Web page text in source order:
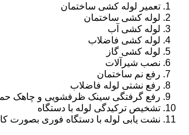
تعمیر لوله کشی ساختمان
لوله کشی ساختمان
لوله کشی آب
لوله کشی فاضلاب
لوله کشی گاز
نصب شیرآلات
رفع نم ساختمان
رفع نشتی لوله فاضلاب
رفع گرفتگی سینک ظرفشویی و چاهک
تشخیص ترکیدگی لوله با دستگاه
نشت یابی لوله با دستگاه فوری بصورت